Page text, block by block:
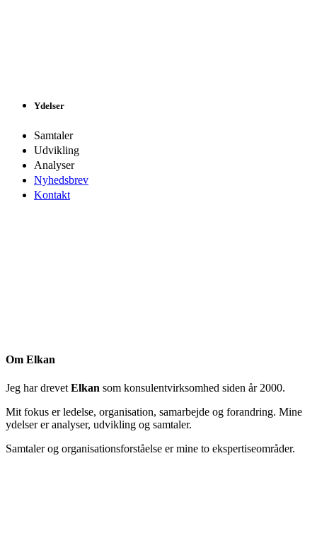
Ydelser
Samtaler
Udvikling
Analyser
Nyhedsbrev
Kontakt
Om Elkan
Jeg har drevet Elkan som konsulentvirksomhed siden år 2000.
Mit fokus er ledelse, organisation, samarbejde og forandring. Mine
ydelser er analyser, udvikling og samtaler.
Samtaler og organisationsforståelse er mine to ekspertiseområder.